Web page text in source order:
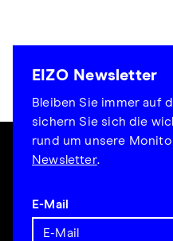
EIZO Newsletter
Bleiben Sie immer auf
sichern Sie sich die
rund um unsere
Newsletter.
E-Mail